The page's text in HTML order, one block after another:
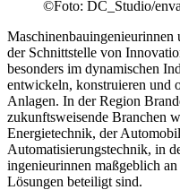
©Foto: DC_Studio/
Maschinenbauingenieurinnen
der Schnittstelle von
besonders im dynamischen
entwickeln, konstruieren und
Anlagen. In der Region
zukunftsweisende Branchen
Energietechnik, der
Automatisierungstechnik, in
ingenieurinnen maßgeblich
Lösungen beteiligt sind.